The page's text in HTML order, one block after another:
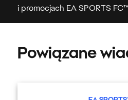
i promocjach EA SPORTS